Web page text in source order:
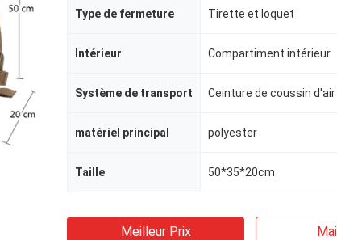
Type de fermeture Tirette et loquet
Intérieur Compartiment intérieur
Système de transport Ceinture de coussin d'air
matériel principal polyester
Taille 50*35*20cm
Meilleur Prix